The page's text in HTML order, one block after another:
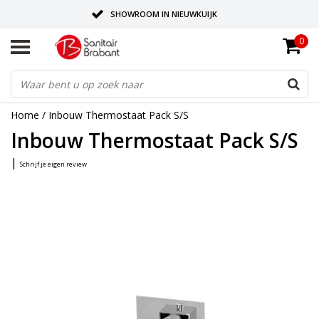
SHOWROOM IN NIEUWKUIJK
BEZORGING OP AFSPRAAK
LEVERING EN REALISATIE ONDER EEN DAK!
0
Home / Inbouw Thermostaat Pack S/S
Inbouw Thermostaat Pack S/S
| Schrijf je eigen review